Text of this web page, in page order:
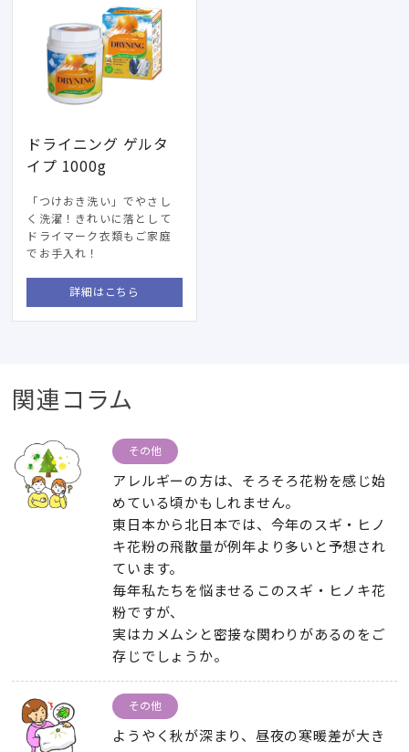
ドライニング ゲルタ
イプ 1000g
「つけおき洗い」でやさし
く洗濯！きれいに落として
ドライマーク衣類もご家庭
でお手入れ！
詳細はこちら
関連コラム
その他
アレルギーの方は、そろそろ花粉を感じ始
めている頃かもしれません。
東日本から北日本では、今年のスギ・ヒノ
キ花粉の飛散量が例年より多いと予想され
ています。
毎年私たちを悩ませるこのスギ・ヒノキ花
粉ですが、
実はカメムシと密接な関わりがあるのをご
存じでしょうか。
その他
ようやく秋が深まり、昼夜の寒暖差が大き